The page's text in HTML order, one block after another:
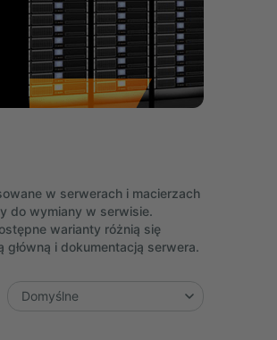
w serwerach i macierzach
do wymiany w serwisie.
warianty różnią się
i dokumentacją serwera.